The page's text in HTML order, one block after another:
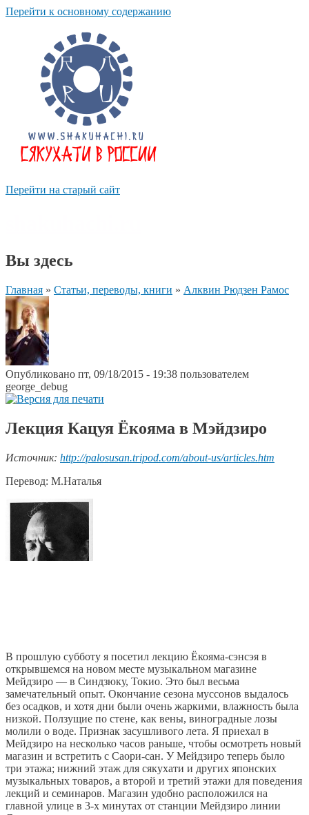
Перейти к основному содержанию
Перейти на старый сайт
Вы здесь
Главная » Статьи, переводы, книги » Алквин Рюдзен Рамос
Опубликовано пт, 09/18/2015 - 19:38 пользователем
george_debug
Лекция Кацуя Ёкояма в Мэйдзиро
Источник: http://palosusan.tripod.com/about-us/articles.htm
Перевод: М.Наталья
В прошлую субботу я посетил лекцию Ёкояма-сэнсэя в
открывшемся на новом месте музыкальном магазине
Мейдзиро — в Синдзюку, Токио. Это был весьма
замечательный опыт. Окончание сезона муссонов выдалось
без осадков, и хотя дни были очень жаркими, влажность была
низкой. Ползущие по стене, как вены, виноградные лозы
молили о воде. Признак засушливого лета. Я приехал в
Мейдзиро на несколько часов раньше, чтобы осмотреть новый
магазин и встретить с Саори-сан. У Мейдзиро теперь было
три этажа; нижний этаж для сякухати и других японских
музыкальных товаров, а второй и третий этажи для поведения
лекций и семинаров. Магазин удобно расположился на
главной улице в 3-х минутах от станции Мейдзиро линии